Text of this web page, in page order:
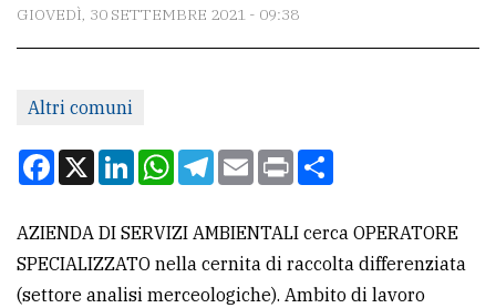
Scrivici
Per
la
pubblicità
GIOVEDÌ, 30 SETTEMBRE 2021 - 09:38
Altri comuni
Facebook
X LinkedInWhatsApp
Telegram
EmailPrint
AZIENDA DI SERVIZI AMBIENTALI cerca OPERATORE
SPECIALIZZATO nella cernita di raccolta differenziata
(settore analisi merceologiche). Ambito di lavoro